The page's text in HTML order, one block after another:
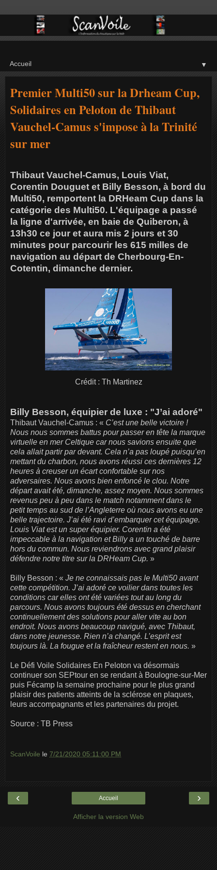
▼
Premier Multi50 sur la Drheam Cup,
Solidaires en Peloton de Thibaut
Vauchel-Camus s'impose à la Trinité
sur mer
Thibaut Vauchel-Camus, Louis Viat,
Corentin Douguet et Billy Besson, à bord du
Multi50, remportent la DRHeam Cup dans la
catégorie des Multi50. L'équipage a passé
la ligne d'arrivée, en baie de Quiberon, à
13h30 ce jour et aura mis 2 jours et 30
minutes pour parcourir les 615 milles de
navigation au départ de Cherbourg-En-
Cotentin, dimanche dernier.
Crédit : Th Martinez
Billy Besson, équipier de luxe : "J’ai adoré"
Thibaut Vauchel-Camus : « C’est une belle victoire !
Nous nous sommes battus pour passer en tête la marque
virtuelle en mer Celtique car nous savions ensuite que
cela allait partir par devant. Cela n’a pas loupé puisqu’en
mettant du charbon, nous avons réussi ces dernières 12
heures à creuser un écart confortable sur nos
adversaires. Nous avons bien enfoncé le clou. Notre
départ avait été, dimanche, assez moyen. Nous sommes
revenus peu à peu dans le match notamment dans le
petit temps au sud de l’Angleterre où nous avons eu une
belle trajectoire. J’ai été ravi d’embarquer cet équipage.
Louis Viat est un super équipier. Corentin a été
impeccable à la navigation et Billy a un touché de barre
hors du commun. Nous reviendrons avec grand plaisir
défendre notre titre sur la DRHeam Cup. »
Billy Besson : « Je ne connaissais pas le Multi50 avant
cette compétition. J’ai adoré ce voilier dans toutes les
conditions car elles ont été variées tout au long du
parcours. Nous avons toujours été dessus en cherchant
continuellement des solutions pour aller vite au bon
endroit. Nous avons beaucoup navigué, avec Thibaut,
dans notre jeunesse. Rien n’a changé. L’esprit est
toujours là. La fougue et la fraîcheur restent en nous. »
Le Défi Voile Solidaires En Peloton va désormais
continuer son SEPtour en se rendant à Boulogne-sur-Mer
puis Fécamp la semaine prochaine pour le plus grand
plaisir des patients atteints de la sclérose en plaques,
leurs accompagnants et les partenaires du projet.
Source : TB Press
ScanVoile le 7/21/2020 05:11:00 PM
‹ ›
Accueil
Afficher la version Web